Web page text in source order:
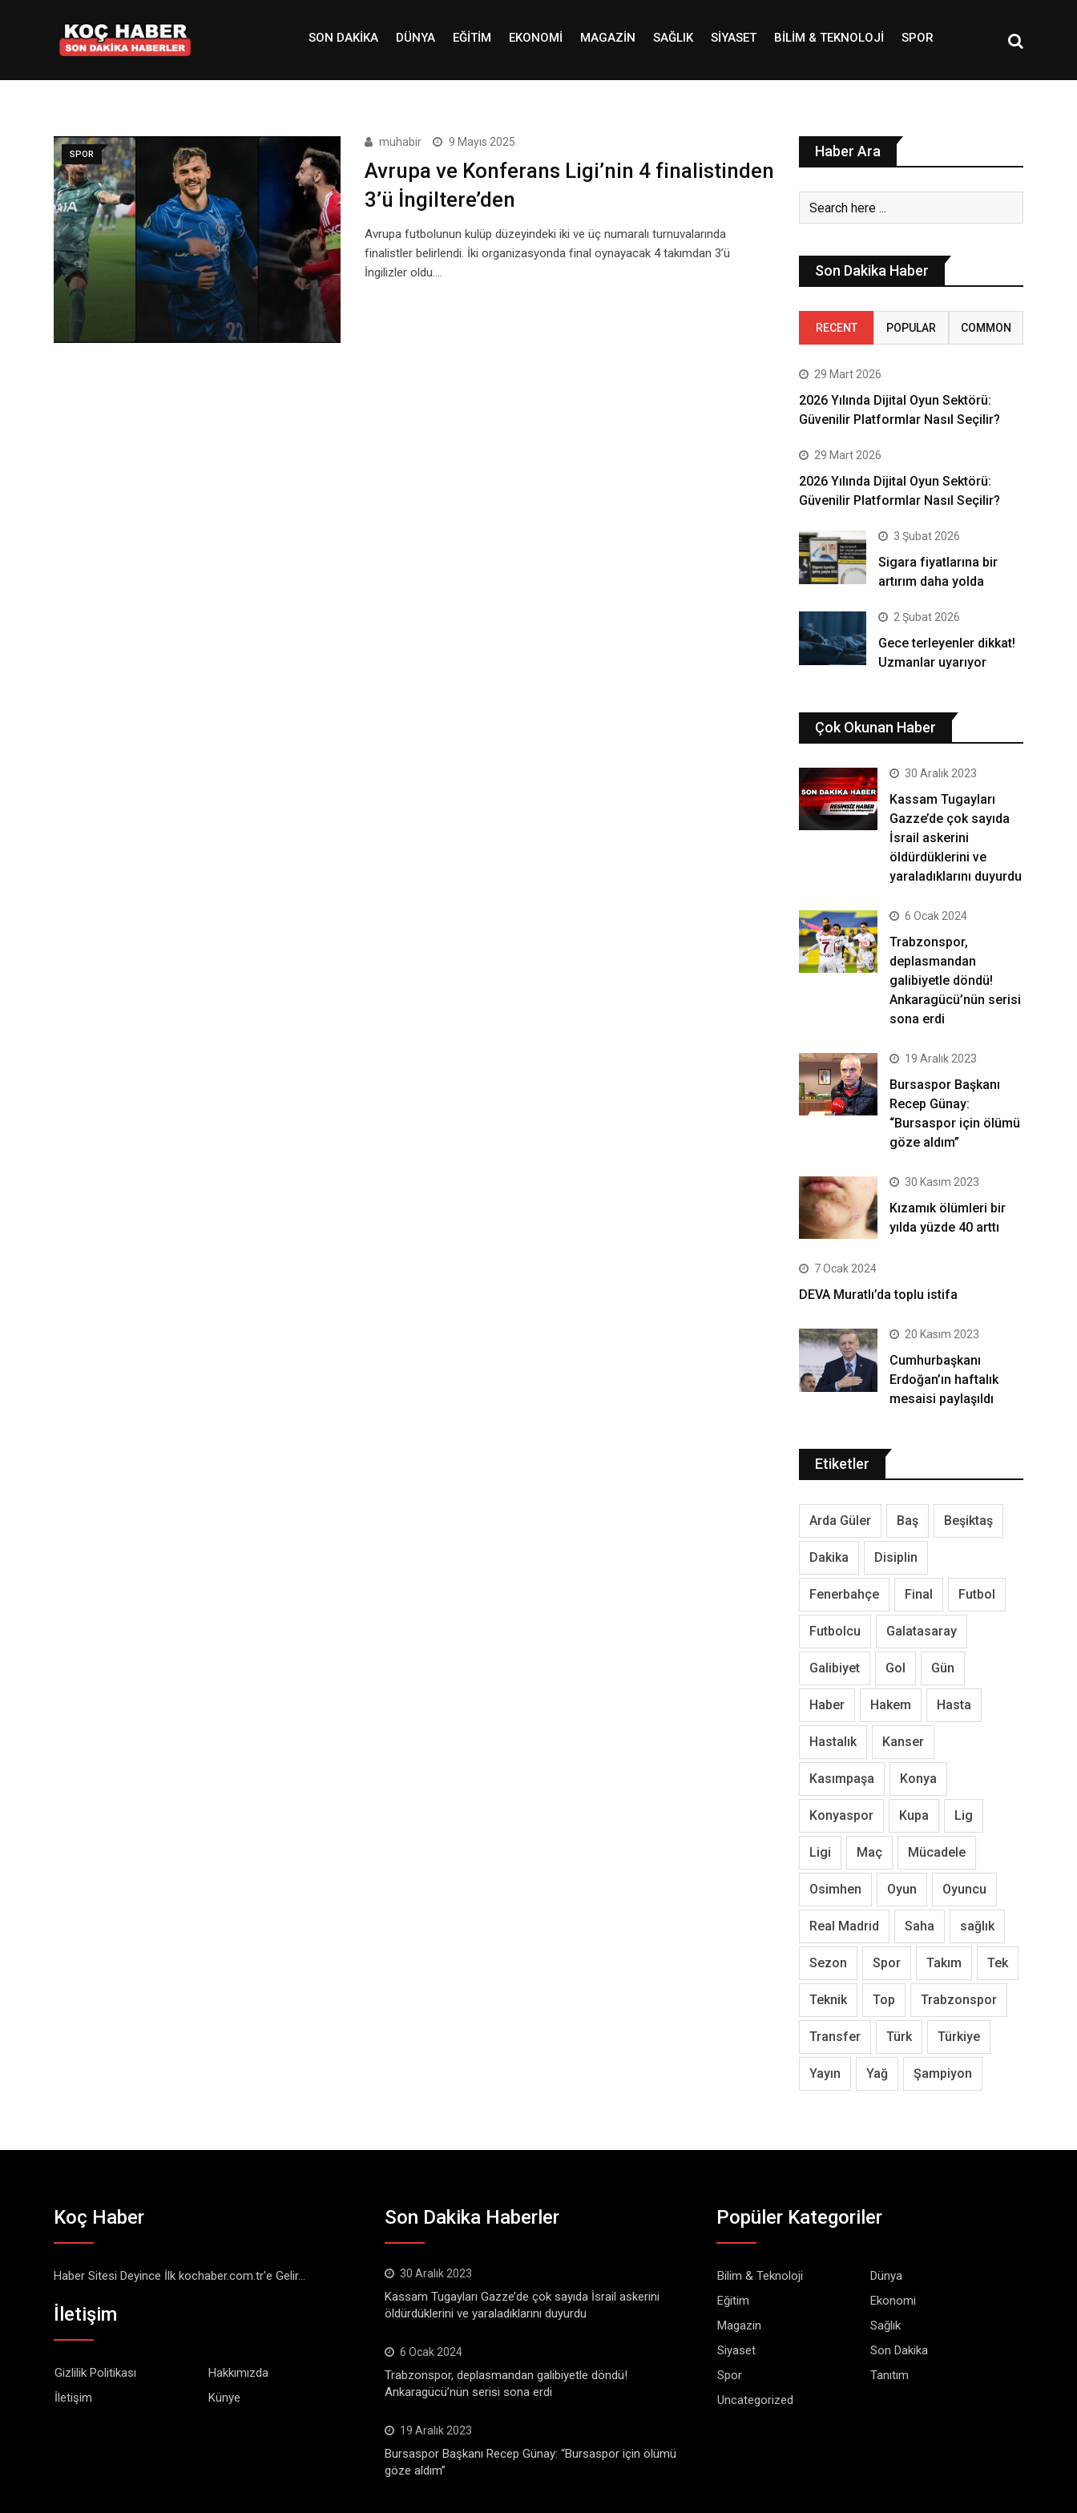
SON DAKIKA DÜNYA EĞITIM EKONOMI MAGAZIN SAĞLIK SIYASET BILIM & TEKNOLOJI SPOR
SPOR
muhabir 9 Mayıs 2025
Avrupa ve Konferans Ligi’nin 4 finalistinden
3’ü İngiltere’den
Avrupa futbolunun kulüp düzeyindeki iki ve üç numaralı turnuvalarında
finalistler belirlendi. İki organizasyonda final oynayacak 4 takımdan 3’ü
İngilizler oldu.…
Haber Ara
Son Dakika Haber
RECENT POPULAR COMMON
29 Mart 2026
2026 Yılında Dijital Oyun Sektörü:
Güvenilir Platformlar Nasıl Seçilir?
29 Mart 2026
2026 Yılında Dijital Oyun Sektörü:
Güvenilir Platformlar Nasıl Seçilir?
3 Şubat 2026
Sigara fiyatlarına bir
artırım daha yolda
2 Şubat 2026
Gece terleyenler dikkat!
Uzmanlar uyarıyor
Çok Okunan Haber
30 Aralık 2023
Kassam Tugayları
Gazze’de çok sayıda
İsrail askerini
öldürdüklerini ve
yaraladıklarını duyurdu
6 Ocak 2024
Trabzonspor,
deplasmandan
galibiyetle döndü!
Ankaragücü’nün serisi
sona erdi
19 Aralık 2023
Bursaspor Başkanı
Recep Günay:
“Bursaspor için ölümü
göze aldım”
30 Kasım 2023
Kızamık ölümleri bir
yılda yüzde 40 arttı
7 Ocak 2024
DEVA Muratlı’da toplu istifa
20 Kasım 2023
Cumhurbaşkanı
Erdoğan’ın haftalık
mesaisi paylaşıldı
Etiketler
Arda Güler Baş Beşiktaş
Dakika Disiplin
Fenerbahçe Final Futbol
Futbolcu Galatasaray
Galibiyet Gol Gün
Haber Hakem Hasta
Hastalık Kanser
Kasımpaşa Konya
Konyaspor Kupa Lig
Ligi Maç Mücadele
Osimhen Oyun Oyuncu
Real Madrid Saha sağlık
Sezon Spor Takım Tek
Teknik Top Trabzonspor
Transfer Türk Türkiye
Yayın Yağ Şampiyon
Koç Haber
Haber Sitesi Deyince İlk kochaber.com.tr'e Gelir...
İletişim
Gizlilik Politikası
Hakkımızda
İletişim
Künye
Son Dakika Haberler
30 Aralık 2023
Kassam Tugayları Gazze’de çok sayıda İsrail askerini
öldürdüklerini ve yaraladıklarını duyurdu
6 Ocak 2024
Trabzonspor, deplasmandan galibiyetle döndü!
Ankaragücü’nün serisi sona erdi
19 Aralık 2023
Bursaspor Başkanı Recep Günay: “Bursaspor için ölümü
göze aldım”
Popüler Kategoriler
Bilim & Teknoloji
Dünya
Eğitim
Ekonomi
Magazin
Sağlık
Siyaset
Son Dakika
Spor
Tanıtım
Uncategorized